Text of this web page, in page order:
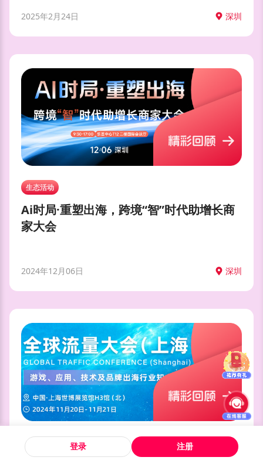
登录 注册
2025年2月24日 深圳
生态活动
Ai时局·重塑出海，跨境“智”时代助增长商
家大会
2024年12月06日 深圳
行业展会